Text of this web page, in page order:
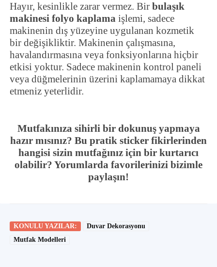
Hayır, kesinlikle zarar vermez. Bir bulaşık
makinesi folyo kaplama işlemi, sadece
makinenin dış yüzeyine uygulanan kozmetik
bir değişikliktir. Makinenin çalışmasına,
havalandırmasına veya fonksiyonlarına hiçbir
etkisi yoktur. Sadece makinenin kontrol paneli
veya düğmelerinin üzerini kaplamamaya dikkat
etmeniz yeterlidir.
Mutfakınıza sihirli bir dokunuş yapmaya
hazır mısınız? Bu pratik sticker fikirlerinden
hangisi sizin mutfağınız için bir kurtarıcı
olabilir? Yorumlarda favorilerinizi bizimle
paylaşın!
KONULU YAZILAR:
Duvar Dekorasyonu
Mutfak Modelleri